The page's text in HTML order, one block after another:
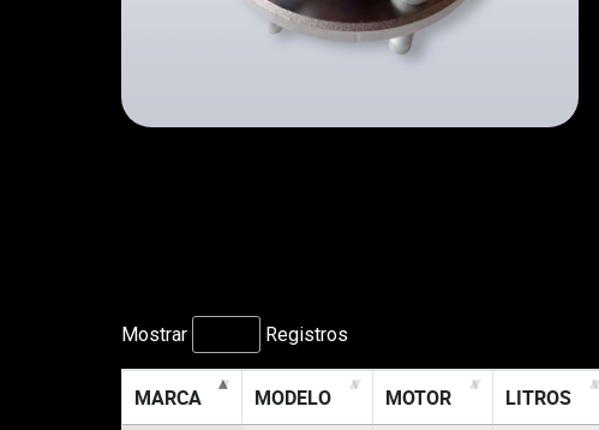
Mostrar Registros
MARCA MODELO MOTOR LITROS